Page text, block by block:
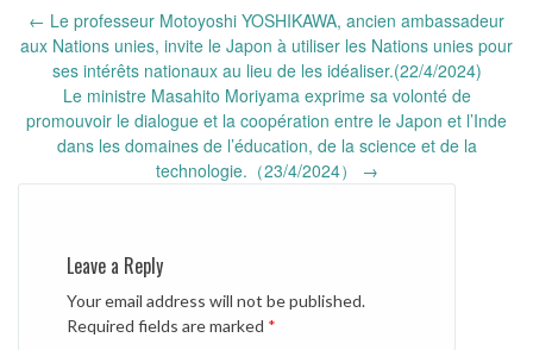
Post
navigation
← Le professeur Motoyoshi YOSHIKAWA, ancien ambassadeur
aux Nations unies, invite le Japon à utiliser les Nations unies pour
ses intérêts nationaux au lieu de les idéaliser.(22/4/2024)
Le ministre Masahito Moriyama exprime sa volonté de
promouvoir le dialogue et la coopération entre le Japon et l’Inde
dans les domaines de l’éducation, de la science et de la
technologie.（23/4/2024）
→
Leave a Reply
Your email address will not be published.
Required fields are marked *